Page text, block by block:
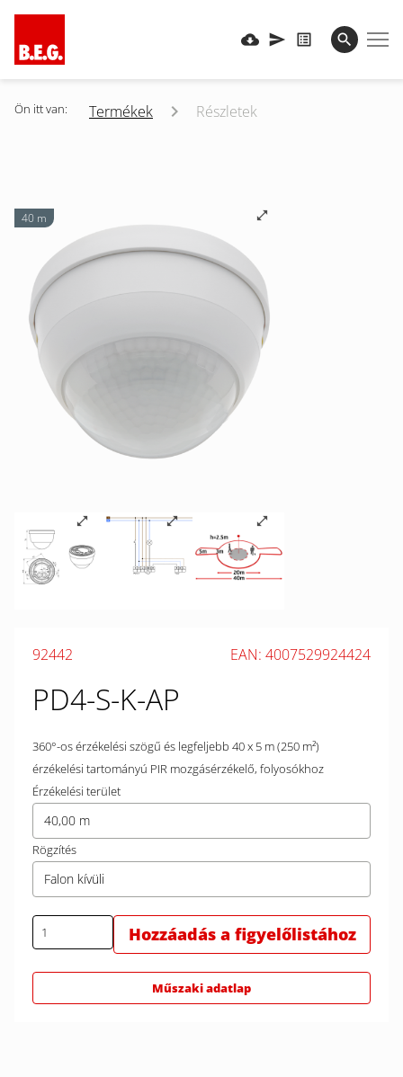
Ön itt van: Termékek Részletek
40 m
92442 EAN: 4007529924424
PD4-S-K-AP
360°-os érzékelési szögű és legfeljebb 40 x 5 m (250 m²)
érzékelési tartományú PIR mozgásérzékelő, folyosókhoz
Érzékelési terület
40,00 m
Rögzítés
Falon kívüli
Hozzáadás a figyelőlistához
Műszaki adatlap